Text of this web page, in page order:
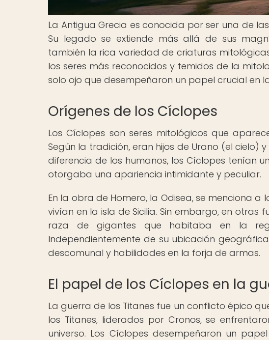
La Antigua Grecia es conocida por ser una de
Su legado se extiende más allá de sus
también la rica variedad de criaturas
los seres más reconocidos y temidos de la
solo ojo que desempeñaron un papel crucial en
Orígenes de los Cíclopes
Los Cíclopes son seres mitológicos que
Según la tradición, eran hijos de Urano (el cielo)
diferencia de los humanos, los Cíclopes tenían
otorgaba una apariencia intimidante y peculiar.
En la obra de Homero, la Odisea, se menciona
vivían en la isla de Sicilia. Sin embargo, en otras
raza de gigantes que habitaba en la
Independientemente de su ubicación
descomunal y habilidades en la forja de armas.
El papel de los Cíclopes en la
La guerra de los Titanes fue un conflicto épico
los Titanes, liderados por Cronos, se
universo. Los Cíclopes desempeñaron un